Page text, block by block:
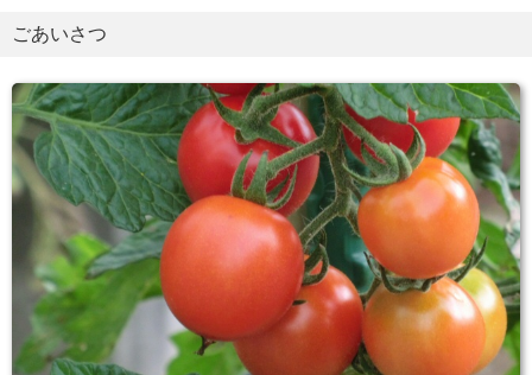
ごあいさつ